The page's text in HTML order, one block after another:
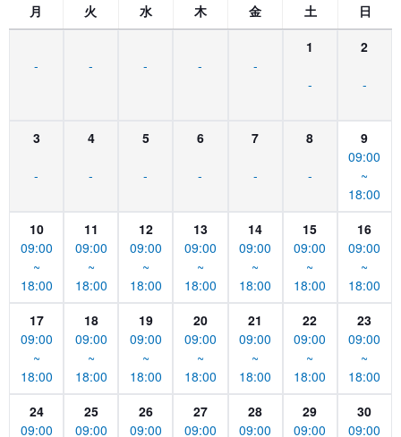
月 火 水 木 金 土 日
- - - - -
1
-
2
-
3
-
4
-
5
-
6
-
7
-
8
-
9
09:00
~
18:00
10
09:00
~
18:00
11
09:00
~
18:00
12
09:00
~
18:00
13
09:00
~
18:00
14
09:00
~
18:00
15
09:00
~
18:00
16
09:00
~
18:00
17
09:00
~
18:00
18
09:00
~
18:00
19
09:00
~
18:00
20
09:00
~
18:00
21
09:00
~
18:00
22
09:00
~
18:00
23
09:00
~
18:00
24
09:00
25
09:00
26
09:00
27
09:00
28
09:00
29
09:00
30
09:00